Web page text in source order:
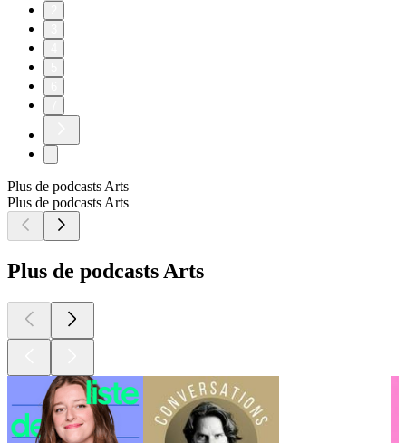
Plus de podcasts Arts
Plus de podcasts Arts
Plus de podcasts Arts